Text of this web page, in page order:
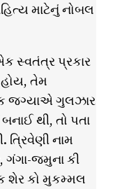
માટેનું નોબલ
સ્વતંત્ર પ્રકાર
તેમ
જગ્યાએ ગુલઝાર
થી, તો પતા
નામ
ગંગા-જમુના કી
કો મુકમ્મલ